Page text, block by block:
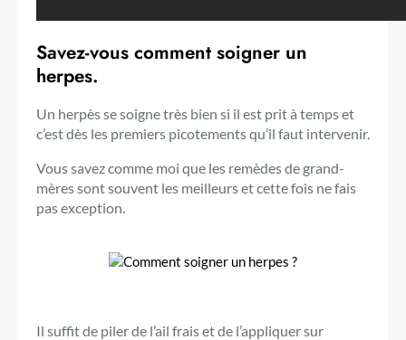
Savez-vous comment soigner un
herpes.
Un herpès se soigne très bien si il est prit à temps et
c’est dès les premiers picotements qu’il faut intervenir.
Vous savez comme moi que les remèdes de grand-
mères sont souvent les meilleurs et cette fois ne fais
pas exception.
Il suffit de piler de l’ail frais et de l’appliquer sur